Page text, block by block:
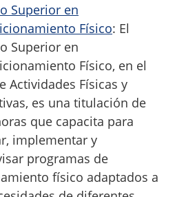
Superior en
Físico: El
Superior en
Físico, en el
Actividades Físicas y
es una titulación de
que capacita para
implementar y
programas de
físico adaptados a